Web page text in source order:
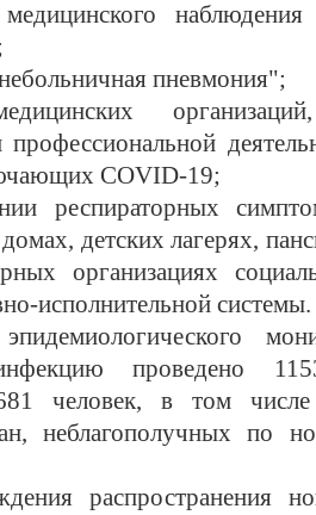
пневмония";
COVID-19;
респираторных
детских лагерях,
организациях
исполнительной системы.
проведено
человек, в том
неблагополучных по
распространения